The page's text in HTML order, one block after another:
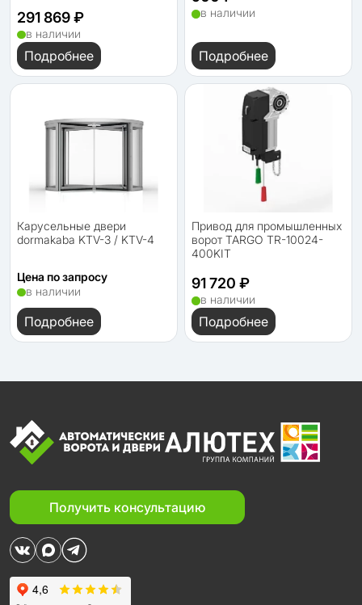
291 869 ₽
в наличии
Подробнее
в наличии
Подробнее
Карусельные двери
dormakaba KTV-3 / KTV-4
Цена по запросу
в наличии
Подробнее
Привод для промышленных
ворот TARGO TR-10024-
400KIT
91 720 ₽
в наличии
Подробнее
Получить консультацию